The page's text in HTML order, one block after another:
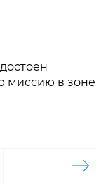
миссию в зоне